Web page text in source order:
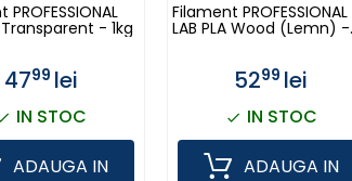
Transparent - 1kg
4799 lei
IN STOC
ADAUGA IN
Filament PROFESSIONAL
LAB PLA Wood (Lemn) -
5299 lei
IN STOC